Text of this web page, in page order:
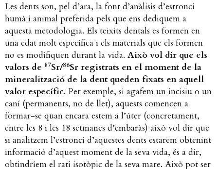
Les dents son, pel d’ara, la font d’anàlisis d’estronci
humà i animal preferida pels que ens dediquem a
aquesta metodologia. Els teixits dentals es formen en
una edat molt específica i els materials que els formen
no es modifiquen durant la vida. Això vol dir que els
valors de 87Sr/86Sr registrats en el moment de la
mineralització de la dent queden fixats en aquell
valor específic. Per exemple, si agafem un incisiu o un
caní (permanents, no de llet), aquests comencen a
formar-se quan encara estem a l’úter (concretament,
entre les 8 i les 18 setmanes d’embaràs) això vol dir que
si analitzem l’estronci d’aquestes dents estarem obtenint
informació d’aquest moment de la seva vida, és a dir,
obtindríem el rati isotòpic de la seva mare. Això pot ser